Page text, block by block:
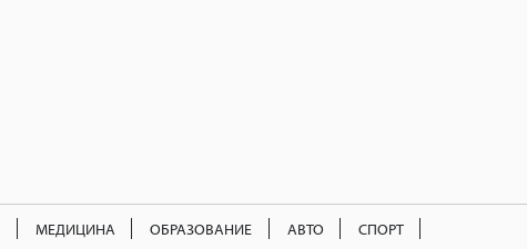
МЕДИЦИНА ОБРАЗОВАНИЕ АВТО СПОРТ